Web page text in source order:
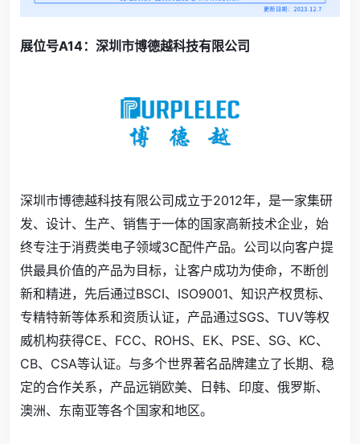
展位号A14：深圳市博德越科技有限公司
深圳市博德越科技有限公司成立于2012年，是一家集研
发、设计、生产、销售于一体的国家高新技术企业，始
终专注于消费类电子领域3C配件产品。公司以向客户提
供最具价值的产品为目标，让客户成功为使命，不断创
新和精进，先后通过BSCI、ISO9001、知识产权贯标、
专精特新等体系和资质认证，产品通过SGS、TUV等权
威机构获得CE、FCC、ROHS、EK、PSE、SG、KC、
CB、CSA等认证。与多个世界著名品牌建立了长期、稳
定的合作关系，产品远销欧美、日韩、印度、俄罗斯、
澳洲、东南亚等各个国家和地区。